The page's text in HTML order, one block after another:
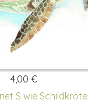
4,00 €
S wie Schildkröte